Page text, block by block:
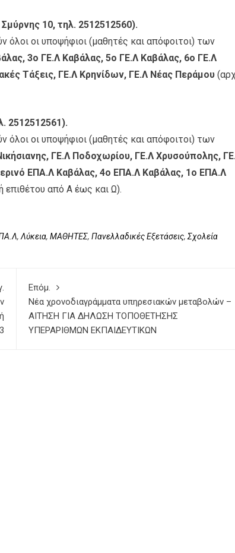
10, τηλ. 2512512560).
οι υποψήφιοι (μαθητές και απόφοιτοι) των
3ο ΓΕ.Λ Καβάλας, 5ο ΓΕ.Λ Καβάλας, 6ο ΓΕ.Λ
Τάξεις, ΓΕ.Λ Κρηνίδων, ΓΕ.Λ Νέας Περάμου
2512512561).
οι υποψήφιοι (μαθητές και απόφοιτοι) των
ΓΕ.Λ Ποδοχωρίου, ΓΕ.Λ Χρυσούπολης,
ΕΠΑ.Λ Καβάλας, 4ο ΕΠΑ.Λ Καβάλας, 1ο ΕΠΑ.Λ
επιθέτου από Α έως και Ω).
,Λύκεια, ΜΑΘΗΤΕΣ, Πανελλαδικές Εξετάσεις,Σχολεία
Επόμ.
Νέα χρονοδιαγράμματα υπηρεσιακών μεταβολών –
ΑΙΤΗΣΗ ΓΙΑ ΔΗΛΩΣΗ ΤΟΠΟΘΕΤΗΣΗΣ
ΥΠΕΡΑΡΙΘΜΩΝ ΕΚΠΑΙΔΕΥΤΙΚΩΝ